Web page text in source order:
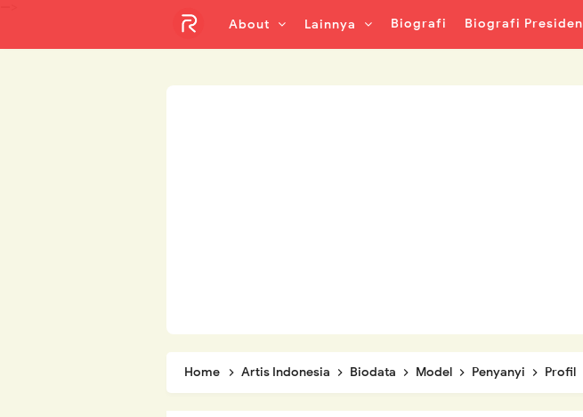
About Lainnya Biografi Biografi Presiden
Home Artis Indonesia Biodata Model Penyanyi Profil